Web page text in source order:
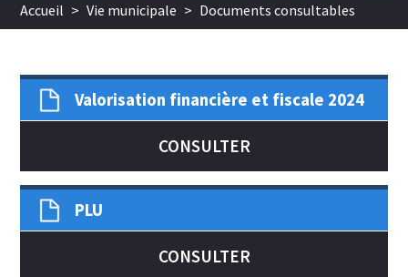
Accueil > Vie municipale > Documents consultables
Valorisation financière et fiscale 2024
CONSULTER
PLU
CONSULTER